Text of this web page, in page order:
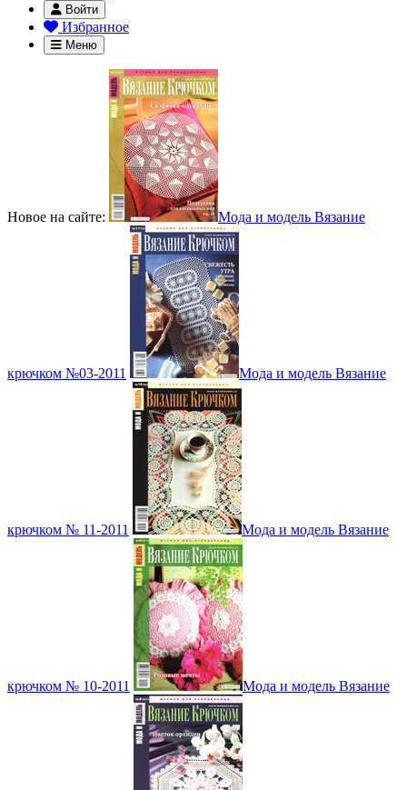
Войти
Избранное
Меню
Новое на сайте: Мода и модель Вязание
крючком №03-2011 Мода и модель Вязание
крючком № 11-2011 Мода и модель Вязание
крючком № 10-2011 Мода и модель Вязание